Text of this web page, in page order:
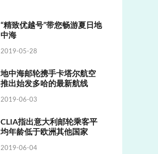
“精致优越号”带您畅游夏日地
中海
2019-05-28
地中海邮轮携手卡塔尔航空
推出始发多哈的最新航线
2019-06-03
CLIA指出意大利邮轮乘客平
均年龄低于欧洲其他国家
2019-06-04